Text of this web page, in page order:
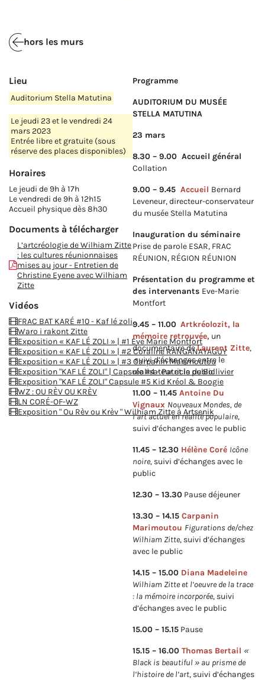
hors les murs
Lieu
Auditorium Stella Matutina
Le jeudi 23 et le vendredi 24
mars 2023
Entrée libre et gratuite (sous
réserve des places disponibles)
Horaires
Le jeudi de 9h à 17h
Le vendredi de 9h à 12h15
Accueil physique dès 8h30
Documents à télécharger
L’artcréologie de Wilhiam Zitte
: les cultures réunionnaises
mises au jour - Entretien de
Christine Eyene avec Wilhiam
Zitte
Vidéos
FRAC BAT KARÉ #10 - Kaf lé zoli
Waro i rakont Zitte
Exposition « KAF LÉ ZOLI » | #1 Eve Marie Montfort
Exposition « KAF LÉ ZOLI » | #2 Coraline RANGANAYAGUY
Exposition « KAF LÉ ZOLI » | #3 Carpanin Marimoutou
Exposition "KAF LÉ ZOLI" | Capsule #4 - Patricia de Bollivier
Exposition "KAF LÉ ZOLI" Capsule #5 Kid Kréol & Boogie
WZ : OU RÈV OU KRÈV
LN CORÉ-OF-WZ
Exposition " Ou Rèv ou Krèv " Wilhiam Zitte à Artsenik
Programme
AUDITORIUM DU MUSÉE
STELLA MATUTINA
23 mars
8.30 – 9.00 Accueil général
Collation
9.00 – 9.45 Accueil Bernard
Leveneur, directeur-conservateur
du musée Stella Matutina
Inauguration du séminaire
Prise de parole ESAR, FRAC
RÉUNION, RÉGION RÉUNION
Présentation du programme et
des intervenants Eve-Marie
Montfort
9.45 – 11.00 Artkréolozit, la
mémoire retrouvée, un
documentaire deLaurent Zitte,
suivi d’échanges entre le
réalisateur et le public
11.00 – 11.45 Antoine Du
Vignaux Nouveaux Mondes, de
l’art actuel en réalité populaire,
suivi d’échanges avec le public
11.45 – 12.30 Hélène Coré Icône
noire, suivi d’échanges avec le
public
12.30 – 13.30 Pause déjeuner
13.30 – 14.15 Carpanin
Marimoutou Figurations de/chez
Wilhiam Zitte, suivi d’échanges
avec le public
14.15 – 15.00 Diana Madeleine
Wilhiam Zitte et l’oeuvre de la trace
: la mémoire incorporée, suivi
d’échanges avec le public
15.00 – 15.15 Pause
15.15 – 16.00 Thomas Bertail «
Black is beautiful » au prisme de
l’histoire de l’art, suivi d’échanges